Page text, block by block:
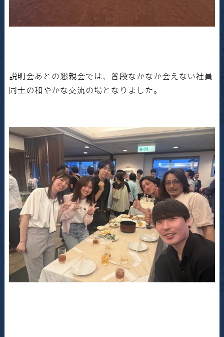
説明会あとの懇親会では、普段なかなか会えない社員
同士の和やかな交流の場となりました。